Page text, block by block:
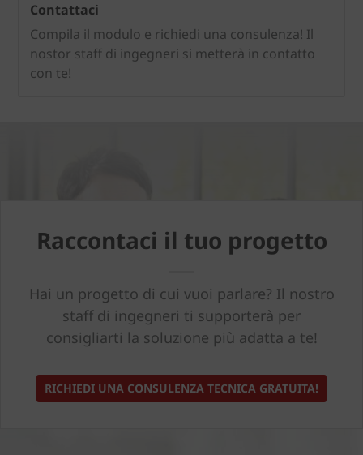
Contattaci
Compila il modulo e richiedi una consulenza! Il
nostor staff di ingegneri si metterà in contatto
con te!
Raccontaci il tuo progetto
Hai un progetto di cui vuoi parlare? Il nostro
staff di ingegneri ti supporterà per
consigliarti la soluzione più adatta a te!
RICHIEDI UNA CONSULENZA TECNICA GRATUITA!